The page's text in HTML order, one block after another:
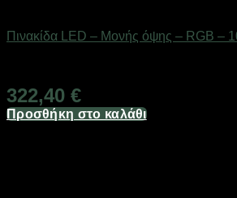
Πινακίδα LED – Μονής όψης – RGB –
322,40 €
Προσθήκη στο καλάθι